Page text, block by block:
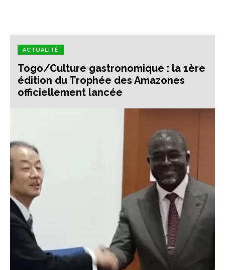
ACTUALITÉ
Togo/Culture gastronomique : la 1ère
édition du Trophée des Amazones
officiellement lancée